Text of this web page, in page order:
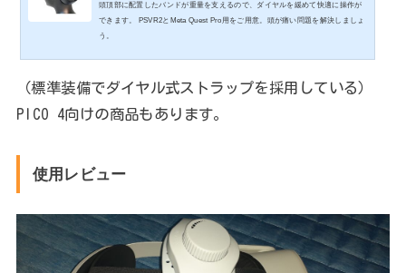
頭頂部に配置したバンドが重量を支えるので、ダイヤルを緩めて快適に操作が
できます。 PSVR2とMeta Quest Pro用をご用意。頭が痛い問題を解決しましょ
う。
（標準装備でダイヤル式ストラップを採用している）
PICO 4向けの商品もあります。
使用レビュー